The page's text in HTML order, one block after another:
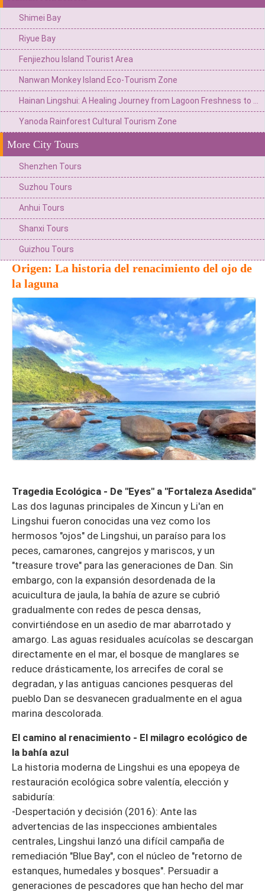
Shimei Bay
Riyue Bay
Fenjiezhou Island Tourist Area
Nanwan Monkey Island Eco-Tourism Zone
Yanoda Rainforest Cultural Tourism Zone
More City Tours
Shenzhen Tours
Suzhou Tours
Anhui Tours
Shanxi Tours
Guizhou Tours
Origen: La historia del renacimiento del ojo de
la laguna
Tragedia Ecológica - De "Eyes" a "Fortaleza Asedida"
Las dos lagunas principales de Xincun y Li'an en
Lingshui fueron conocidas una vez como los
hermosos "ojos" de Lingshui, un paraíso para los
peces, camarones, cangrejos y mariscos, y un
"treasure trove" para las generaciones de Dan. Sin
embargo, con la expansión desordenada de la
acuicultura de jaula, la bahía de azure se cubrió
gradualmente con redes de pesca densas,
convirtiéndose en un asedio de mar abarrotado y
amargo. Las aguas residuales acuícolas se descargan
directamente en el mar, el bosque de manglares se
reduce drásticamente, los arrecifes de coral se
degradan, y las antiguas canciones pesqueras del
pueblo Dan se desvanecen gradualmente en el agua
marina descolorada.
El camino al renacimiento - El milagro ecológico de
la bahía azul
La historia moderna de Lingshui es una epopeya de
restauración ecológica sobre valentía, elección y
sabiduría:
-Despertación y decisión (2016): Ante las
advertencias de las inspecciones ambientales
centrales, Lingshui lanzó una difícil campaña de
remediación "Blue Bay", con el núcleo de "retorno de
estanques, humedales y bosques". Persuadir a
generaciones de pescadores que han hecho del mar